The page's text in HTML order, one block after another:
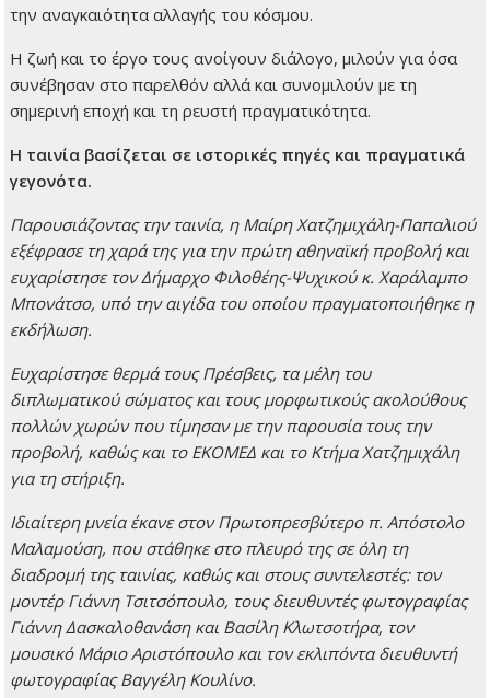
την αναγκαιότητα αλλαγής του κόσμου.
Η ζωή και το έργο τους ανοίγουν διάλογο, μιλούν για όσα
συνέβησαν στο παρελθόν αλλά και συνομιλούν με τη
σημερινή εποχή και τη ρευστή πραγματικότητα.
Η ταινία βασίζεται σε ιστορικές πηγές και πραγματικά
γεγονότα.
Παρουσιάζοντας την ταινία, η Μαίρη Χατζημιχάλη-Παπαλιού
εξέφρασε τη χαρά της για την πρώτη αθηναϊκή προβολή και
ευχαρίστησε τον Δήμαρχο Φιλοθέης-Ψυχικού κ. Χαράλαμπο
Μπονάτσο, υπό την αιγίδα του οποίου πραγματοποιήθηκε η
εκδήλωση.
Ευχαρίστησε θερμά τους Πρέσβεις, τα μέλη του
διπλωματικού σώματος και τους μορφωτικούς ακολούθους
πολλών χωρών που τίμησαν με την παρουσία τους την
προβολή, καθώς και το ΕΚΟΜΕΔ και το Κτήμα Χατζημιχάλη
για τη στήριξη.
Ιδιαίτερη μνεία έκανε στον Πρωτοπρεσβύτερο π. Απόστολο
Μαλαμούση, που στάθηκε στο πλευρό της σε όλη τη
διαδρομή της ταινίας, καθώς και στους συντελεστές: τον
μοντέρ Γιάννη Τσιτσόπουλο, τους διευθυντές φωτογραφίας
Γιάννη Δασκαλοθανάση και Βασίλη Κλωτσοτήρα, τον
μουσικό Μάριο Αριστόπουλο και τον εκλιπόντα διευθυντή
φωτογραφίας Βαγγέλη Κουλίνο.